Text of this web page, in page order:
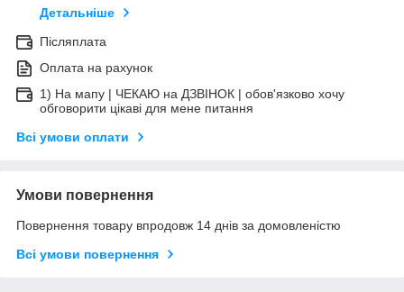
Детальніше
Післяплата
Оплата на рахунок
1) На мапу | ЧЕКАЮ на ДЗВІНОК | обов'язково хочу
обговорити цікаві для мене питання
Всі умови оплати
Умови повернення
Повернення товару впродовж 14 днів за домовленістю
Всі умови повернення